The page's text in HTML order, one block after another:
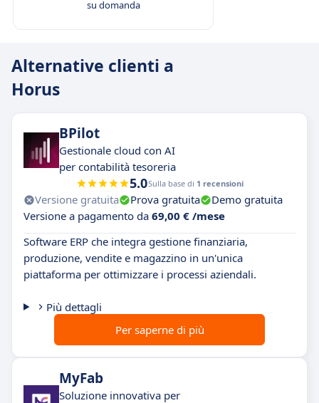
su domanda
Alternative clienti a
Horus
BPilot
Gestionale cloud con AI
per contabilità tesoreria
5.0Sulla base di 1 recensioni
Versione gratuita Prova gratuita
Demo gratuita
Versione a pagamento da 69,00 € /mese
Software ERP che integra gestione finanziaria,
produzione, vendite e magazzino in un'unica
piattaforma per ottimizzare i processi aziendali.
Più dettagli
Per saperne di più
MyFab
Soluzione innovativa per